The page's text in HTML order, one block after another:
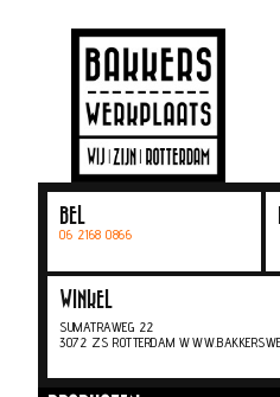
BEL
06 2168 0866
WINKEL
SUMATRAWEG 22
3072 ZS ROTTERDAM